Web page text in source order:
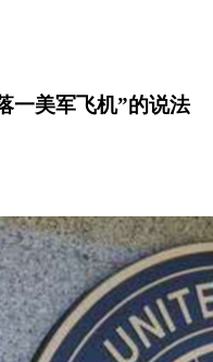
一美军飞机”的说法